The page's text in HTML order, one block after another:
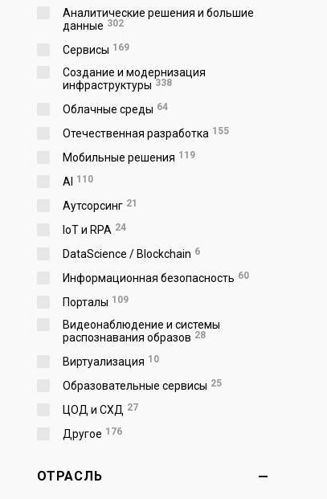
Аналитические решения и большие
данные 302
Сервисы 169
Создание и модернизация
инфраструктуры 338
Облачные среды 64
Отечественная разработка 155
Мобильные решения 119
AI 110
Аутсорсинг 21
IoT и RPA 24
DataScience / Blockchain 6
Информационная безопасность 60
Порталы 109
Видеонаблюдение и системы
распознавания образов 28
Виртуализация 10
Образовательные сервисы 25
ЦОД и СХД 27
Другое 176
ОТРАСЛЬ